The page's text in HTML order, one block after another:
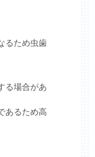
るため虫歯
る場合があ
あるため高